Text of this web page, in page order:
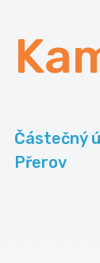
Částečný
Přerov